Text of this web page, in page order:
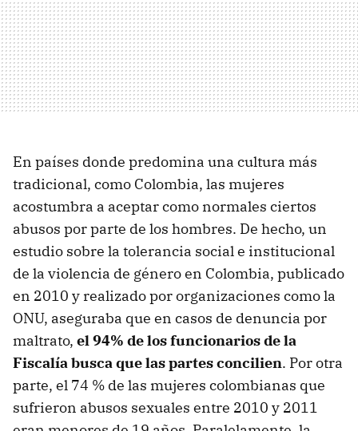
En países donde predomina una cultura más
tradicional, como Colombia, las mujeres
acostumbra a aceptar como normales ciertos
abusos por parte de los hombres. De hecho, un
estudio sobre la tolerancia social e institucional
de la violencia de género en Colombia, publicado
en 2010 y realizado por organizaciones como la
ONU, aseguraba que en casos de denuncia por
maltrato, el 94% de los funcionarios de la
Fiscalía busca que las partes concilien. Por otra
parte, el 74 % de las mujeres colombianas que
sufrieron abusos sexuales entre 2010 y 2011